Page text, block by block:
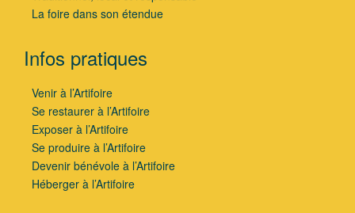
La foire dans son étendue
Infos pratiques
Venir à l’Artifoire
Se restaurer à l’Artifoire
Exposer à l’Artifoire
Se produire à l’Artifoire
Devenir bénévole à l’Artifoire
Héberger à l’Artifoire